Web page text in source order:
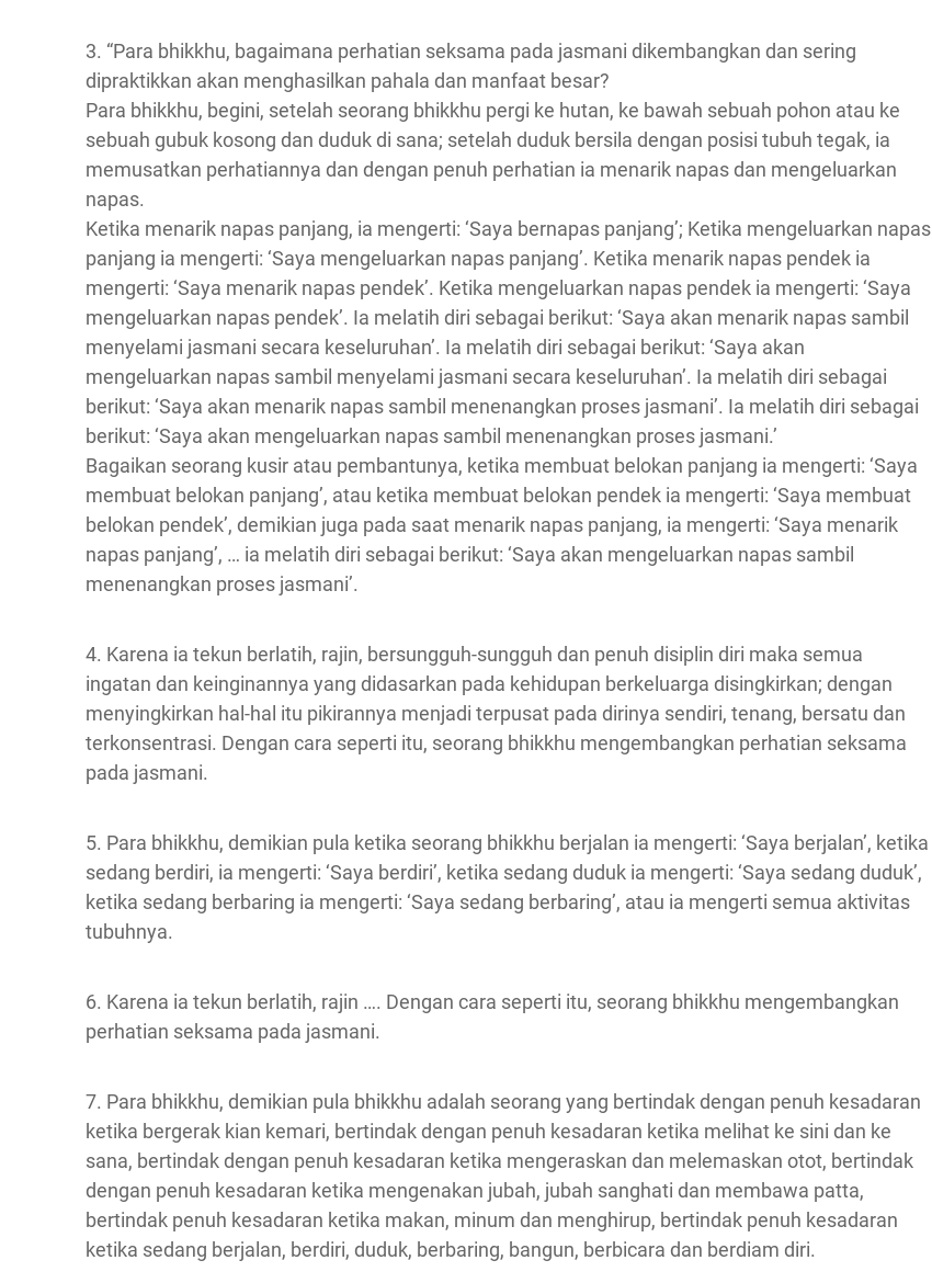
3. “Para bhikkhu, bagaimana perhatian seksama pada jasmani dikembangkan dan sering
dipraktikkan akan menghasilkan pahala dan manfaat besar?
Para bhikkhu, begini, setelah seorang bhikkhu pergi ke hutan, ke bawah sebuah pohon atau ke
sebuah gubuk kosong dan duduk di sana; setelah duduk bersila dengan posisi tubuh tegak, ia
memusatkan perhatiannya dan dengan penuh perhatian ia menarik napas dan mengeluarkan
napas.
Ketika menarik napas panjang, ia mengerti: ‘Saya bernapas panjang’; Ketika mengeluarkan napas
panjang ia mengerti: ‘Saya mengeluarkan napas panjang’. Ketika menarik napas pendek ia
mengerti: ‘Saya menarik napas pendek’. Ketika mengeluarkan napas pendek ia mengerti: ‘Saya
mengeluarkan napas pendek’. Ia melatih diri sebagai berikut: ‘Saya akan menarik napas sambil
menyelami jasmani secara keseluruhan’. Ia melatih diri sebagai berikut: ‘Saya akan
mengeluarkan napas sambil menyelami jasmani secara keseluruhan’. Ia melatih diri sebagai
berikut: ‘Saya akan menarik napas sambil menenangkan proses jasmani’. Ia melatih diri sebagai
berikut: ‘Saya akan mengeluarkan napas sambil menenangkan proses jasmani.’
Bagaikan seorang kusir atau pembantunya, ketika membuat belokan panjang ia mengerti: ‘Saya
membuat belokan panjang’, atau ketika membuat belokan pendek ia mengerti: ‘Saya membuat
belokan pendek’, demikian juga pada saat menarik napas panjang, ia mengerti: ‘Saya menarik
napas panjang’, … ia melatih diri sebagai berikut: ‘Saya akan mengeluarkan napas sambil
menenangkan proses jasmani’.
4. Karena ia tekun berlatih, rajin, bersungguh-sungguh dan penuh disiplin diri maka semua
ingatan dan keinginannya yang didasarkan pada kehidupan berkeluarga disingkirkan; dengan
menyingkirkan hal-hal itu pikirannya menjadi terpusat pada dirinya sendiri, tenang, bersatu dan
terkonsentrasi. Dengan cara seperti itu, seorang bhikkhu mengembangkan perhatian seksama
pada jasmani.
5. Para bhikkhu, demikian pula ketika seorang bhikkhu berjalan ia mengerti: ‘Saya berjalan’, ketika
sedang berdiri, ia mengerti: ‘Saya berdiri’, ketika sedang duduk ia mengerti: ‘Saya sedang duduk’,
ketika sedang berbaring ia mengerti: ‘Saya sedang berbaring’, atau ia mengerti semua aktivitas
tubuhnya.
6. Karena ia tekun berlatih, rajin …. Dengan cara seperti itu, seorang bhikkhu mengembangkan
perhatian seksama pada jasmani.
7. Para bhikkhu, demikian pula bhikkhu adalah seorang yang bertindak dengan penuh kesadaran
ketika bergerak kian kemari, bertindak dengan penuh kesadaran ketika melihat ke sini dan ke
sana, bertindak dengan penuh kesadaran ketika mengeraskan dan melemaskan otot, bertindak
dengan penuh kesadaran ketika mengenakan jubah, jubah sanghati dan membawa patta,
bertindak penuh kesadaran ketika makan, minum dan menghirup, bertindak penuh kesadaran
ketika sedang berjalan, berdiri, duduk, berbaring, bangun, berbicara dan berdiam diri.